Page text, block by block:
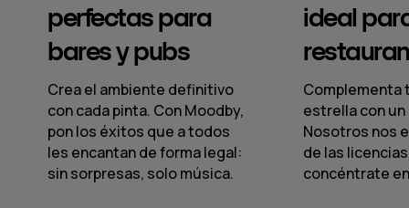
ideal para
restaurantes
Complementa tus platos
estrella con un sonido único.
Nosotros nos encargamos
de las licencias, tú
concéntrate en el servicio.
crear
Desde el
ofrece
de